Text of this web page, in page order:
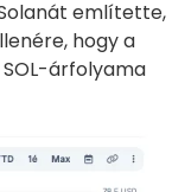
említette,
hogy a
árfolyama